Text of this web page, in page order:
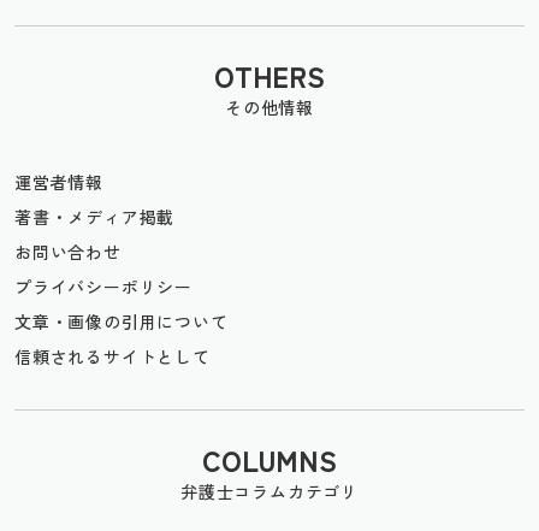
OTHERS
その他情報
運営者情報
著書・メディア掲載
お問い合わせ
プライバシーポリシー
文章・画像の引用について
信頼されるサイトとして
COLUMNS
弁護士コラムカテゴリ